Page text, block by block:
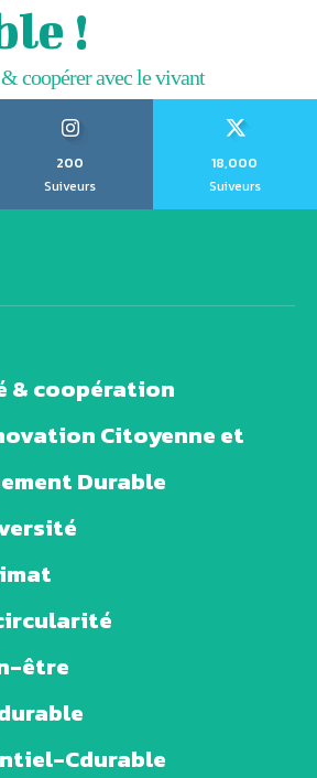
!
coopérer avec le vivant
200
Suiveurs
18,000
Suiveurs
& coopération
Citoyenne et
Durable
être
Cdurable